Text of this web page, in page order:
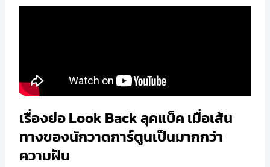
เรื่องย่อ Look Back ลุคแบ็ค เมื่อเส้น
ทางของนักวาดการ์ตูนเป็นมากกว่า
ความฝัน